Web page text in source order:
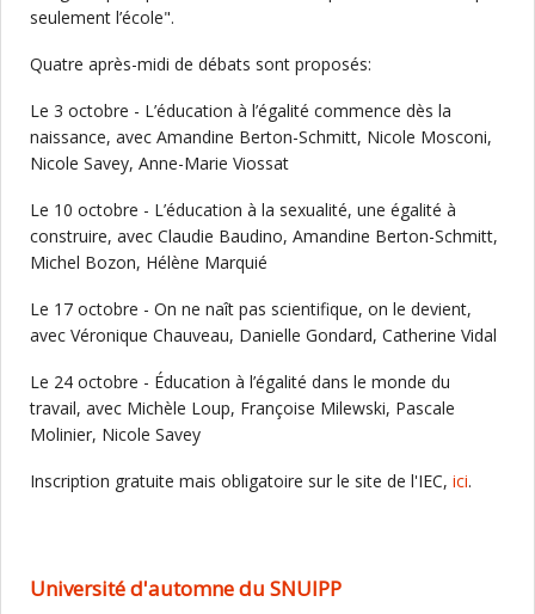
seulement l’école".
Quatre après-midi de débats sont proposés:
Le 3 octobre - L’éducation à l’égalité commence dès la
naissance, avec Amandine Berton-Schmitt, Nicole Mosconi,
Nicole Savey, Anne-Marie Viossat
Le 10 octobre - L’éducation à la sexualité, une égalité à
construire, avec Claudie Baudino, Amandine Berton-Schmitt,
Michel Bozon, Hélène Marquié
Le 17 octobre - On ne naît pas scientifique, on le devient,
avec Véronique Chauveau, Danielle Gondard, Catherine Vidal
Le 24 octobre - Éducation à l’égalité dans le monde du
travail, avec Michèle Loup, Françoise Milewski, Pascale
Molinier, Nicole Savey
Inscription gratuite mais obligatoire sur le site de l'IEC, ici.
Université d'automne du SNUIPP